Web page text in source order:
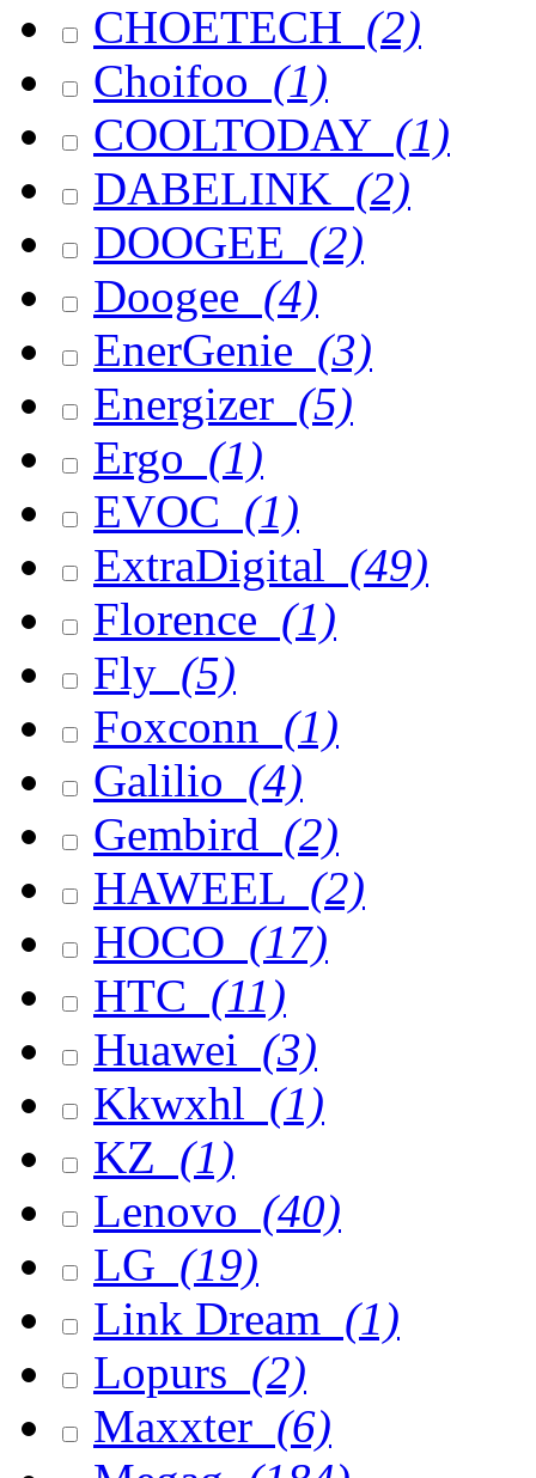
CHOETECH (2)
Choifoo (1)
COOLTODAY (1)
DABELINK (2)
DOOGEE (2)
Doogee (4)
EnerGenie (3)
Energizer (5)
Ergo (1)
EVOC (1)
ExtraDigital (49)
Florence (1)
Fly (5)
Foxconn (1)
Galilio (4)
Gembird (2)
HAWEEL (2)
HOCO (17)
HTC (11)
Huawei (3)
Kkwxhl (1)
KZ (1)
Lenovo (40)
LG (19)
Link Dream (1)
Lopurs (2)
Maxxter (6)